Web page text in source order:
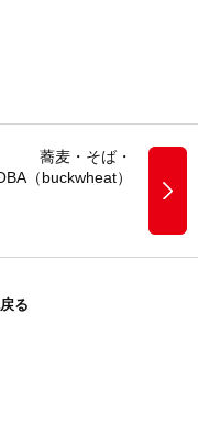
蕎麦・そば・
（buckwheat）
る